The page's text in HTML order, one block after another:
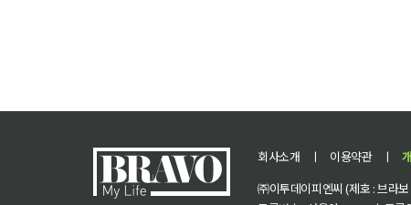
회사소개 ㅣ 이용약관 ㅣ
㈜이투데이피엔씨 (제호 : 브라